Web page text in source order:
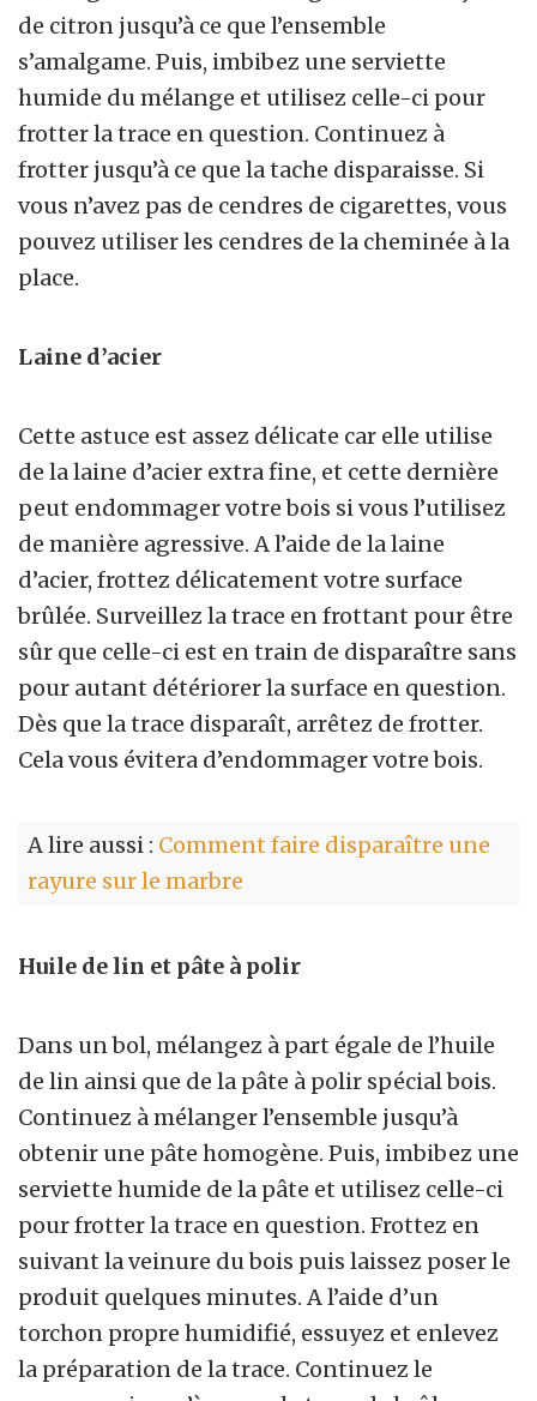
de citron jusqu’à ce que l’ensemble
s’amalgame. Puis, imbibez une serviette
humide du mélange et utilisez celle-ci pour
frotter la trace en question. Continuez à
frotter jusqu’à ce que la tache disparaisse. Si
vous n’avez pas de cendres de cigarettes, vous
pouvez utiliser les cendres de la cheminée à la
place.
Laine d’acier
Cette astuce est assez délicate car elle utilise
de la laine d’acier extra fine, et cette dernière
peut endommager votre bois si vous l’utilisez
de manière agressive. A l’aide de la laine
d’acier, frottez délicatement votre surface
brûlée. Surveillez la trace en frottant pour être
sûr que celle-ci est en train de disparaître sans
pour autant détériorer la surface en question.
Dès que la trace disparaît, arrêtez de frotter.
Cela vous évitera d’endommager votre bois.
A lire aussi : Comment faire disparaître une
rayure sur le marbre
Huile de lin et pâte à polir
Dans un bol, mélangez à part égale de l’huile
de lin ainsi que de la pâte à polir spécial bois.
Continuez à mélanger l’ensemble jusqu’à
obtenir une pâte homogène. Puis, imbibez une
serviette humide de la pâte et utilisez celle-ci
pour frotter la trace en question. Frottez en
suivant la veinure du bois puis laissez poser le
produit quelques minutes. A l’aide d’un
torchon propre humidifié, essuyez et enlevez
la préparation de la trace. Continuez le